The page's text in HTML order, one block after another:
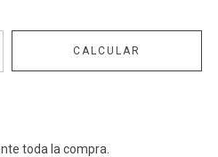
CALCULAR
toda la compra.